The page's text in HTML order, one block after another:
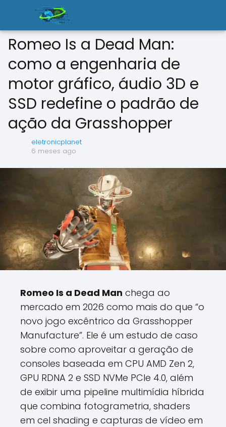
Romeo Is a Dead Man:
como a engenharia de
motor gráfico, áudio 3D e
SSD redefine o padrão de
ação da Grasshopper
eletronicplanet
6 meses ago
Romeo Is a Dead Man chega ao
mercado em 2026 como mais do que “o
novo jogo excêntrico da Grasshopper
Manufacture”. Ele é um estudo de caso
sobre como aproveitar a geração de
consoles baseada em CPU AMD Zen 2,
GPU RDNA 2 e SSD NVMe PCIe 4.0, além
de exibir uma pipeline multimídia híbrida
que combina fotogrametria, shaders
em cel shading e capturas de vídeo em